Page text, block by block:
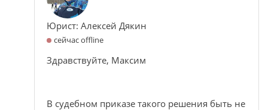
Юрист: Алексей Дякин
сейчас offline
Здравствуйте, Максим
В судебном приказе такого решения быть не